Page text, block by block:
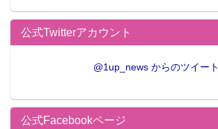
公式Twitterアカウント
@1up_news からのツイート
公式Facebookページ